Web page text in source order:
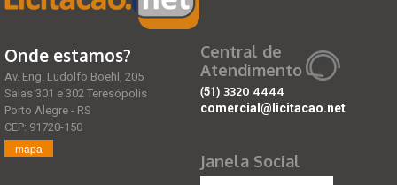
Onde estamos?
Av. Eng. Ludolfo Boehl, 205
Salas 301 e 302 Teresópolis
Porto Alegre - RS
CEP: 91720-150
mapa
Central de
Atendimento
(51) 3320 4444
comercial@licitacao.net
Janela Social